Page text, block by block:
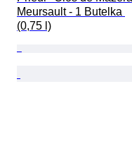
Meursault - 1 Butelka
(0,75 l)